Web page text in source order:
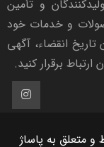
و تأمین
و خدمات خود
انقضاء، آگهی
برقرار کنید.
و متعلق به پاساژ